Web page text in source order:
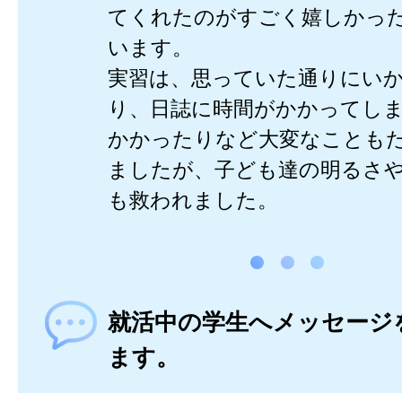
てくれたのがすごく嬉しかっ
います。
実習は、思っていた通りにい
り、日誌に時間がかかってし
かかったりなど大変なことも
ましたが、子ども達の明るさ
も救われました。
就活中の学生へメッセージ
ます。